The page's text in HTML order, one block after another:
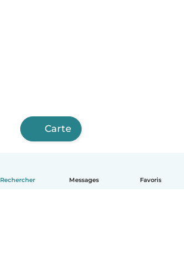
Rechercher Messages Favoris
Carte